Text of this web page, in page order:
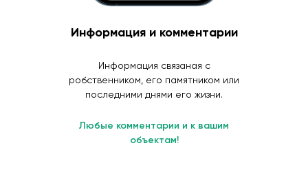
Информация и комментарии
Информация связаная с
робственником, его памятником или
последними днями его жизни.
Любые комментарии и к вашим
объектам!